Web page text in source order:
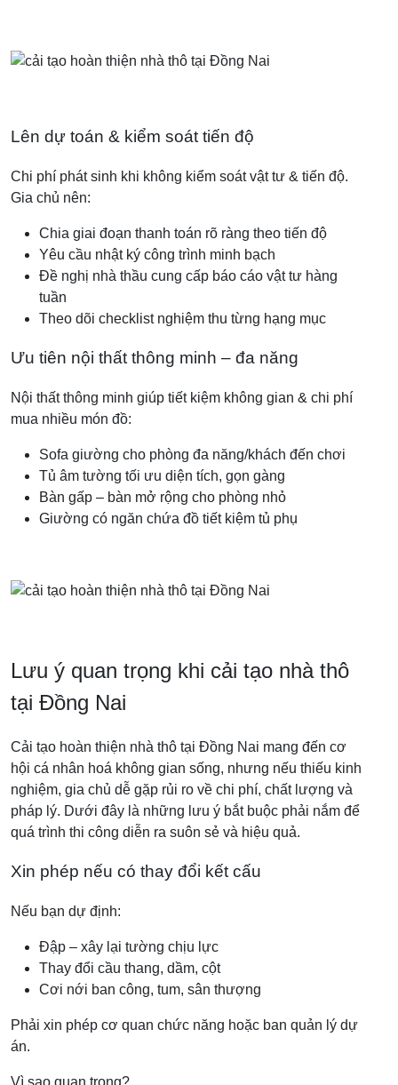
Lên dự toán & kiểm soát tiến độ
Chi phí phát sinh khi không kiểm soát vật tư & tiến độ.
Gia chủ nên:
Chia giai đoạn thanh toán rõ ràng theo tiến độ
Yêu cầu nhật ký công trình minh bạch
Đề nghị nhà thầu cung cấp báo cáo vật tư hàng
tuần
Theo dõi checklist nghiệm thu từng hạng mục
Ưu tiên nội thất thông minh – đa năng
Nội thất thông minh giúp tiết kiệm không gian & chi phí
mua nhiều món đồ:
Sofa giường cho phòng đa năng/khách đến chơi
Tủ âm tường tối ưu diện tích, gọn gàng
Bàn gấp – bàn mở rộng cho phòng nhỏ
Giường có ngăn chứa đồ tiết kiệm tủ phụ
Lưu ý quan trọng khi cải tạo nhà thô
tại Đồng Nai
Cải tạo hoàn thiện nhà thô tại Đồng Nai mang đến cơ
hội cá nhân hoá không gian sống, nhưng nếu thiếu kinh
nghiệm, gia chủ dễ gặp rủi ro về chi phí, chất lượng và
pháp lý. Dưới đây là những lưu ý bắt buộc phải nắm để
quá trình thi công diễn ra suôn sẻ và hiệu quả.
Xin phép nếu có thay đổi kết cấu
Nếu bạn dự định:
Đập – xây lại tường chịu lực
Thay đổi cầu thang, dầm, cột
Cơi nới ban công, tum, sân thượng
Phải xin phép cơ quan chức năng hoặc ban quản lý dự
án.
Vì sao quan trọng?